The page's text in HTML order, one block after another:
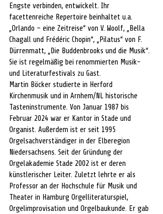
Engste verbinden, entwickelt. Ihr
facettenreiche Repertoire beinhaltet u.a.
„Orlando – eine Zeitreise“ von V. Woolf, „Bella
Chagall und Frédéric Chopin“, „Pilatus“ von F.
Dürrenmatt, „Die Buddenbrooks und die Musik“.
Sie ist regelmäßig bei renommierten Musik-
und Literaturfestivals zu Gast.
Martin Böcker studierte in Herford
Kirchenmusik und in Arnhem/NL historische
Tasteninstrumente. Von Januar 1987 bis
Februar 2024 war er Kantor in Stade und
Organist. Außerdem ist er seit 1995
Orgelsachverständiger in der Elberegion
Niedersachsens. Seit der Gründung der
Orgelakademie Stade 2002 ist er deren
künstlerischer Leiter. Zuletzt lehrte er als
Professor an der Hochschule für Musik und
Theater in Hamburg Orgelliteraturspiel,
Orgelimprovisation und Orgelbaukunde. Er gab